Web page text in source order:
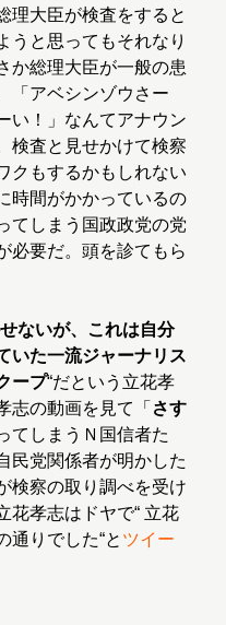
理大臣が検査をすると
うと思ってもそれなり
か総理大臣が一般の患
「アベシンゾウさー
い！」なんてアナウン
検査と見せかけて検察
クもするかもしれない
時間がかかっているの
てしまう国政政党の党
必要だ。頭を診てもら
ないが、これは自分
いた一流ジャーナリス
ープ“だという立花孝
志の動画を見て「 さす
てしまうＮ国信者た
民党関係者が明かした
検察の取り調べを受け
花孝志はドヤで“ 立花
通りでした“と ツイー